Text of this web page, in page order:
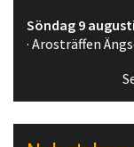
Söndag 9 augusti
· Arosträffen